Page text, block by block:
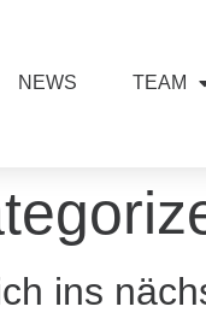
NEWS TEAM
ins